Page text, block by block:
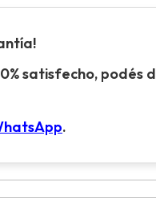
satisfecho,
.